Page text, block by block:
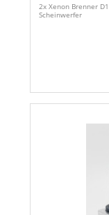
2x Xenon Brenner
Scheinwerfer